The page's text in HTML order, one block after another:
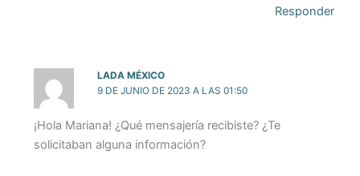
Responder
LADA MÉXICO
9 DE JUNIO DE 2023 A LAS 01:50
¡Hola Mariana! ¿Qué mensajería recibiste? ¿Te
solicitaban alguna información?